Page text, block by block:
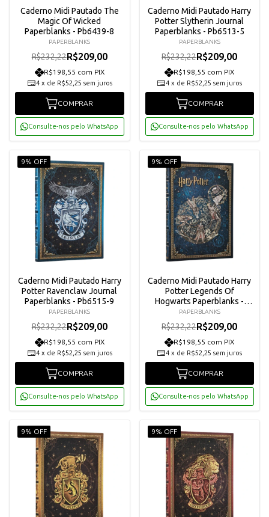
Caderno Midi Pautado The
Magic Of Wicked
Paperblanks - Pb6439-8
PAPERBLANKS
R$232,22R$209,00
R$198,55 com PIX
4 x de R$52,25 sem juros
COMPRAR
Consulte-nos pelo WhatsApp
Caderno Midi Pautado Harry
Potter Slytherin Journal
Paperblanks - Pb6513-5
PAPERBLANKS
R$232,22R$209,00
R$198,55 com PIX
4 x de R$52,25 sem juros
COMPRAR
Consulte-nos pelo WhatsApp
9% OFF
Caderno Midi Pautado Harry
Potter Ravenclaw Journal
Paperblanks - Pb6515-9
PAPERBLANKS
R$232,22R$209,00
R$198,55 com PIX
4 x de R$52,25 sem juros
COMPRAR
Consulte-nos pelo WhatsApp
9% OFF
Caderno Midi Pautado Harry
Potter Legends Of
Hogwarts Paperblanks -
Pb6521-0
PAPERBLANKS
R$232,22R$209,00
R$198,55 com PIX
4 x de R$52,25 sem juros
COMPRAR
Consulte-nos pelo WhatsApp
9% OFF 9% OFF